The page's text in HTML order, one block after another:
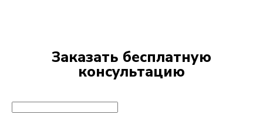
Заказать бесплатную
консультацию